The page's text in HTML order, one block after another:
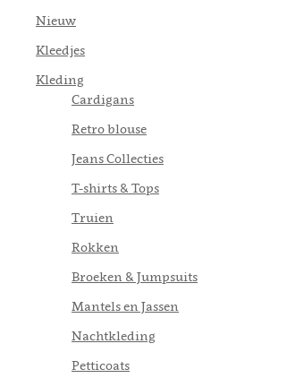
Nieuw
Kleedjes
Kleding
Cardigans
Retro blouse
Jeans Collecties
T-shirts & Tops
Truien
Rokken
Broeken & Jumpsuits
Mantels en Jassen
Nachtkleding
Petticoats